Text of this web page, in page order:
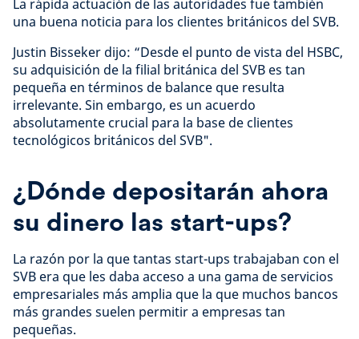
La rápida actuación de las autoridades fue también
una buena noticia para los clientes británicos del SVB.
Justin Bisseker dijo: “Desde el punto de vista del HSBC,
su adquisición de la filial británica del SVB es tan
pequeña en términos de balance que resulta
irrelevante. Sin embargo, es un acuerdo
absolutamente crucial para la base de clientes
tecnológicos británicos del SVB".
¿Dónde depositarán ahora
su dinero las start-ups?
La razón por la que tantas start-ups trabajaban con el
SVB era que les daba acceso a una gama de servicios
empresariales más amplia que la que muchos bancos
más grandes suelen permitir a empresas tan
pequeñas.